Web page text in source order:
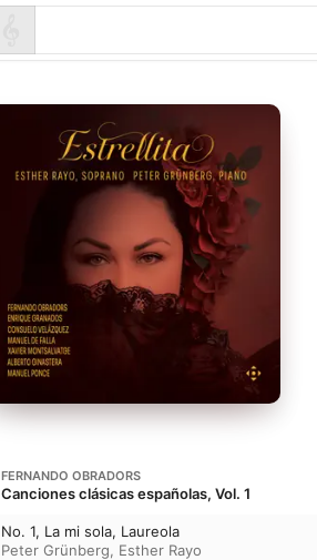
FERNANDO OBRADORS
Canciones clásicas españolas, Vol. 1
No. 1, La mi sola, Laureola
Peter Grünberg, Esther Rayo